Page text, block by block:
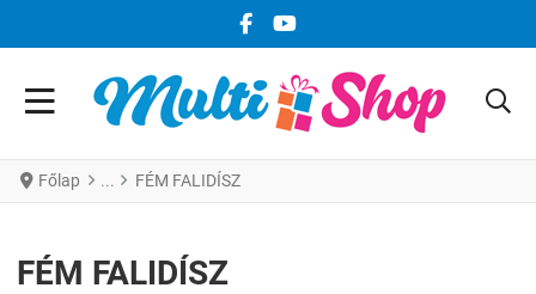
FACEBOOK KÖZÖSSÉGI LINK
YOUTUBE KÖZÖSSÉGI LINK
Főlap FÉM FALIDÍSZ
FÉM FALIDÍSZ